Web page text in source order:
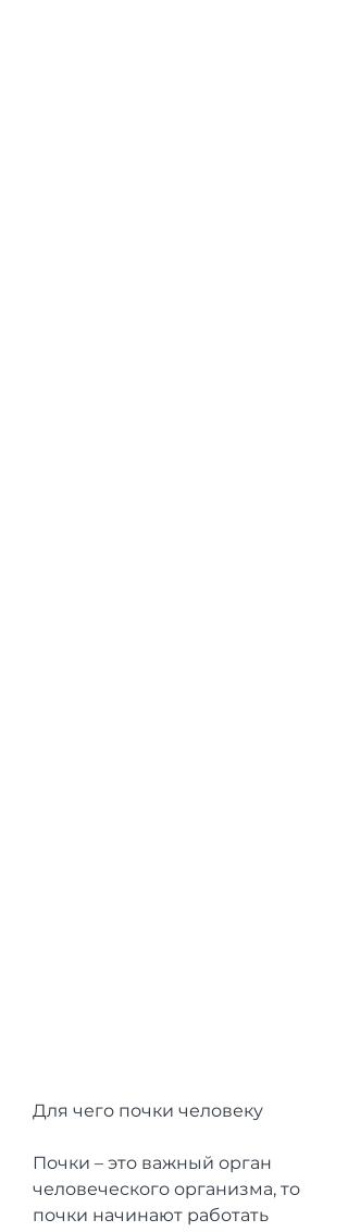
Для чего почки человеку
Почки – это важный орган
человеческого организма, то
почки начинают работать